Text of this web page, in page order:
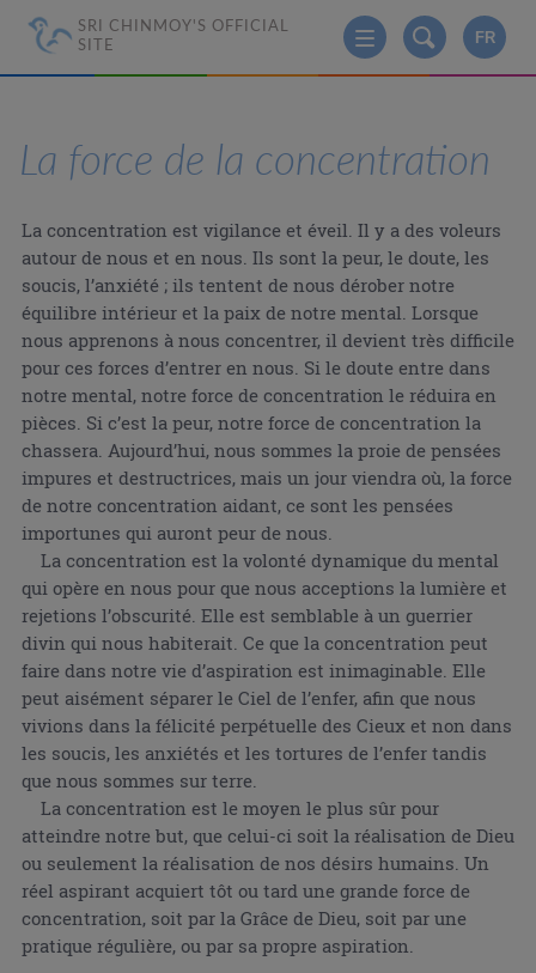
SRI CHINMOY'S OFFICIAL
SITE
FR
La force de la concentration
La concentration est vigilance et éveil. Il y a des voleurs
autour de nous et en nous. Ils sont la peur, le doute, les
soucis, l’anxiété ; ils tentent de nous dérober notre
équilibre intérieur et la paix de notre mental. Lorsque
nous apprenons à nous concentrer, il devient très difficile
pour ces forces d’entrer en nous. Si le doute entre dans
notre mental, notre force de concentration le réduira en
pièces. Si c’est la peur, notre force de concentration la
chassera. Aujourd’hui, nous sommes la proie de pensées
impures et destructrices, mais un jour viendra où, la force
de notre concentration aidant, ce sont les pensées
importunes qui auront peur de nous.
La concentration est la volonté dynamique du mental
qui opère en nous pour que nous acceptions la lumière et
rejetions l’obscurité. Elle est semblable à un guerrier
divin qui nous habiterait. Ce que la concentration peut
faire dans notre vie d’aspiration est inimaginable. Elle
peut aisément séparer le Ciel de l’enfer, afin que nous
vivions dans la félicité perpétuelle des Cieux et non dans
les soucis, les anxiétés et les tortures de l’enfer tandis
que nous sommes sur terre.
La concentration est le moyen le plus sûr pour
atteindre notre but, que celui-ci soit la réalisation de Dieu
ou seulement la réalisation de nos désirs humains. Un
réel aspirant acquiert tôt ou tard une grande force de
concentration, soit par la Grâce de Dieu, soit par une
pratique régulière, ou par sa propre aspiration.